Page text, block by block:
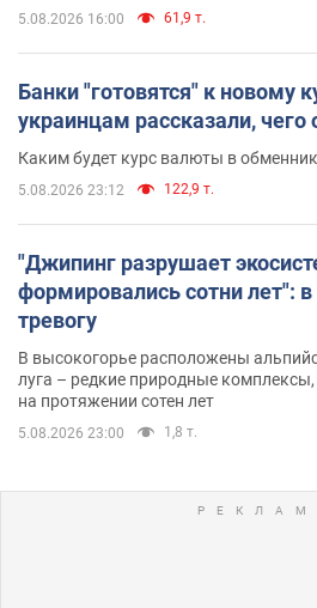
5.08.2026 16:00 61,9 т.
Банки "готовятся" к новому
украинцам рассказали,
Каким будет курс валюты в
5.08.2026 23:12 122,9 т.
"Джипинг разрушает
формировались сотни лет":
тревогу
В высокогорье расположены
луга – редкие природные
на протяжении сотен лет
5.08.2026 23:00 1,8 т.